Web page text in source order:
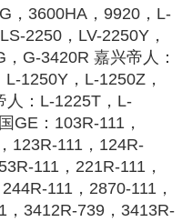
，3600HA，9920，L-
2250，LV-2250Y，
G-3420R 嘉兴帝人：
1250Y，L-1250Z，
人：L-1225T，L-
GE：103R-111，
123R-111，124R-
111，221R-111，
111，2870-111，
，3412R-739，3413R-